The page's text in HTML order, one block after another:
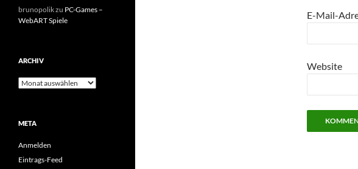
E-Mail-
Website
brunopolikzu PC-Games –
WebART Spiele
ARCHIV
Archiv
META
Anmelden
Eintrags-Feed